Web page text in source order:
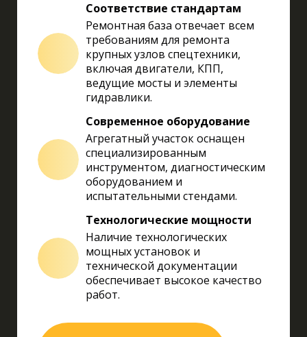
Соответствие стандартам
Ремонтная база отвечает всем
требованиям для ремонта
крупных узлов спецтехники,
включая двигатели, КПП,
ведущие мосты и элементы
гидравлики.
Современное оборудование
Агрегатный участок оснащен
специализированным
инструментом, диагностическим
оборудованием и
испытательными стендами.
Технологические мощности
Наличие технологических
мощных установок и
технической документации
обеспечивает высокое качество
работ.